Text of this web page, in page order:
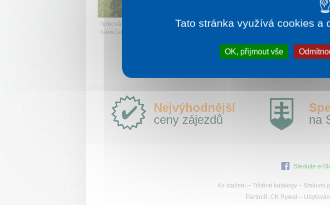
Bobová dráha a zábavní centrum
Kavečany
Proč
e-
Slovensko.cz?
Nejvýhodnější
ceny zájezdů
na
Sledujte e-
Ke stažení – Tištěné katalogy– Smluvní
Partneři: CK Rywal –
Tato stránka využívá cookies a
OK, přijmout vše